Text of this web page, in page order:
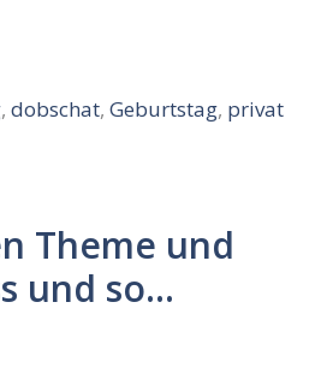
,dobschat,Geburtstag, privat
Theme und
und so…